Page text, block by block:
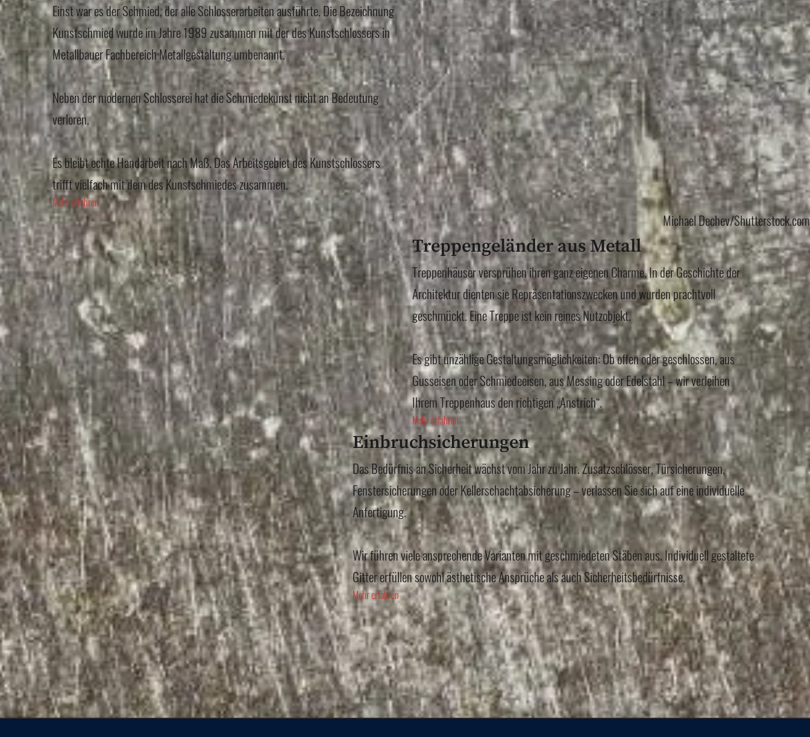
Einst war es der Schmied, der alle Schlosserarbeiten ausführte. Die Bezeichnung
Kunstschmied wurde im Jahre 1989 zusammen mit der des Kunstschlossers in
Metallbauer Fachbereich Metallgestaltung umbenannt.
Neben der modernen Schlosserei hat die Schmiedekunst nicht an Bedeutung
verloren.
Es bleibt echte Handarbeit nach Maß. Das Arbeitsgebiet des Kunstschlossers
trifft vielfach mit dem des Kunstschmiedes zusammen.
Mehr erfahren
Michael Dechev/Shutterstock.com
Treppengeländer aus Metall
Treppenhäuser versprühen ihren ganz eigenen Charme. In der Geschichte der
Architektur dienten sie Repräsentationszwecken und wurden prachtvoll
geschmückt. Eine Treppe ist kein reines Nutzobjekt.
Es gibt unzählige Gestaltungsmöglichkeiten: Ob offen oder geschlossen, aus
Gusseisen oder Schmiedeeisen, aus Messing oder Edelstahl – wir verleihen
Ihrem Treppenhaus den richtigen „Anstrich“.
Mehr erfahren
Einbruchsicherungen
Das Bedürfnis an Sicherheit wächst vom Jahr zu Jahr. Zusatzschlösser, Türsicherungen,
Fenstersicherungen oder Kellerschachtabsicherung – verlassen Sie sich auf eine individuelle
Anfertigung.
Wir führen viele ansprechende Varianten mit geschmiedeten Stäben aus. Individuell gestaltete
Gitter erfüllen sowohl ästhetische Ansprüche als auch Sicherheitsbedürfnisse.
Mehr erfahren